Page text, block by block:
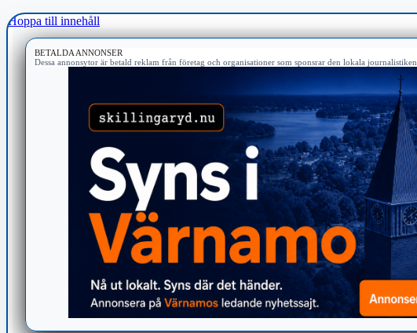
Hoppa till innehåll
BETALDA ANNONSER
Dessa annonsytor är betald reklam från företag och organisationer som sponsrar den lokala journalistiken.